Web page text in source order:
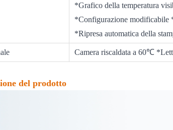
*Grafico della temperatura
*Configurazione modificabile
*Ripresa automatica della
Camera riscaldata a 60℃
del prodotto